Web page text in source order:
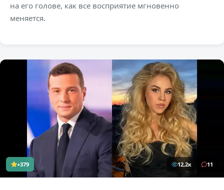
на его голове, как все восприятие мгновенно
меняется.
+379 12,2к 11